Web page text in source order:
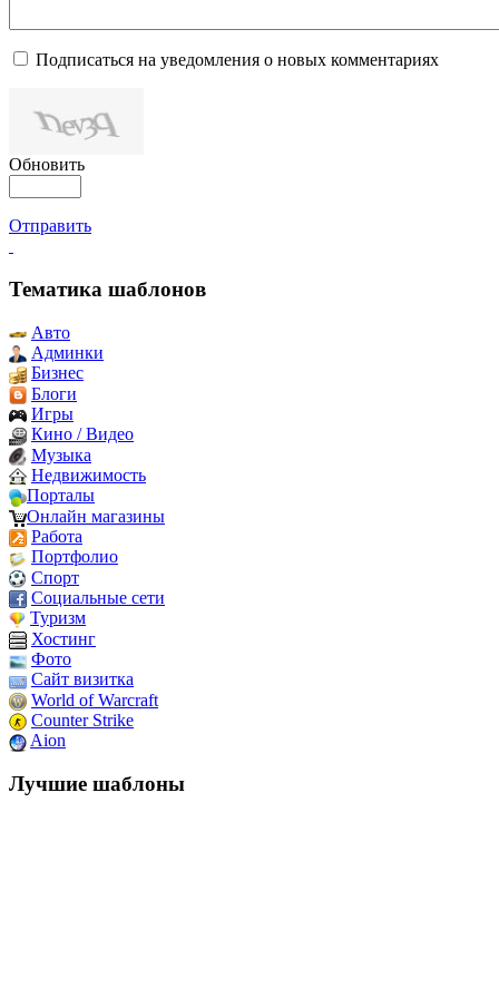
Подписаться на уведомления о новых комментариях
Обновить
Отправить
Тематика шаблонов
Авто
Админки
Бизнес
Блоги
Игры
Кино / Видео
Музыка
Недвижимость
Порталы
Онлайн магазины
Работа
Портфолио
Спорт
Социальные сети
Туризм
Хостинг
Фото
Сайт визитка
World of Warcraft
Counter Strike
Aion
Лучшие шаблоны